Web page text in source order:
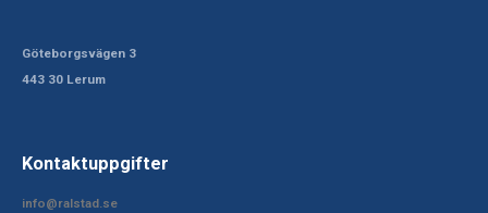
Göteborgsvägen 3
443 30 Lerum
Kontaktuppgifter
info@ralstad.se